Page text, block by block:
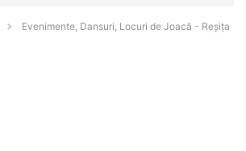
Evenimente, Dansuri, Locuri de Joacă - Reşiţa